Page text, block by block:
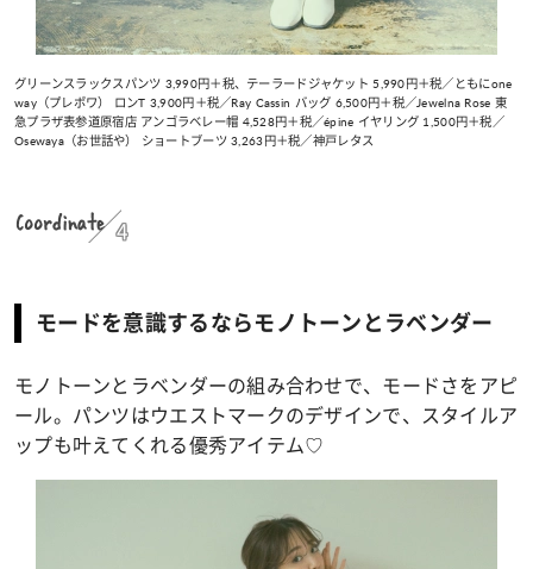
グリーンスラックスパンツ 3,990円＋税、テーラードジャケット 5,990円＋税／ともにone
way（プレポワ） ロンT 3,900円＋税／Ray Cassin バッグ 6,500円＋税／Jewelna Rose 東
急プラザ表参道原宿店 アンゴラベレー帽 4,528円＋税／épine イヤリング 1,500円＋税／
Osewaya（お世話や） ショートブーツ 3,263円＋税／神戸レタス
Coordinate 4
モードを意識するならモノトーンとラベンダー
モノトーンとラベンダーの組み合わせで、モードさをアピ
ール。パンツはウエストマークのデザインで、スタイルア
ップも叶えてくれる優秀アイテム♡